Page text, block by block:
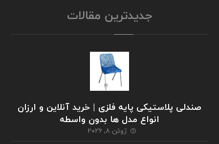
جدیدترین مقالات
صندلی پلاستیکی پایه فلزی | خرید آنلاین و ارزان
انواع مدل ها بدون واسطه
ژوئن ۸, ۲۰۲۶